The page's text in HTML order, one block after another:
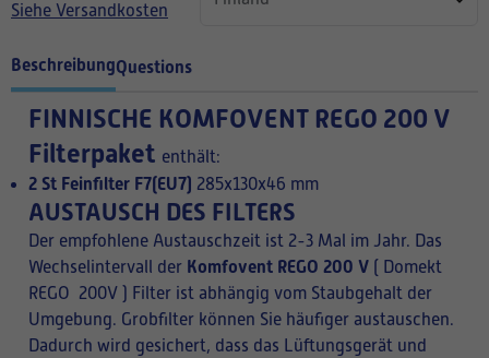
Siehe Versandkosten
BeschreibungQuestions
FINNISCHE KOMFOVENT REGO 200 V
Filterpaket enthält:
2 St Feinfilter F7(EU7) 285x130x46 mm
AUSTAUSCH DES FILTERS
Der empfohlene Austauschzeit ist 2-3 Mal im Jahr. Das
Wechselintervall der Komfovent REGO 200 V ( Domekt
REGO 200V ) Filter ist abhängig vom Staubgehalt der
Umgebung. Grobfilter können Sie häufiger austauschen.
Dadurch wird gesichert, dass das Lüftungsgerät und